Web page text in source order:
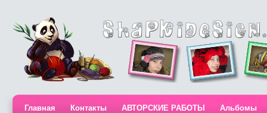
Главная Контакты АВТОРСКИЕ РАБОТЫ Альбомы